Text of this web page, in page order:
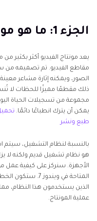
الجزء 2: كيفية عمل مونتاج للفيديو لويندوز 7
الجزء 2: 3 صانعي مونتاج الفيديو عبر الإنترنت
الجزء 1: ما هو مونتاج الفيديو؟
يعد مونتاج الفيديو أكثر
مقاطع الفيديو. تم تصميمه من
الصور، ويمكنه إثارة مشاعر
ذلك مقطعًا مميزًا للحظات لا
مجموعة من تسجيلات الحياة
يمكن أن يترك انطباعًا دائمًا.
طبع ونشر
هو نظام تشغيل قديم ولكنه لا
الأجهزة. سنركز على كيفية عمل
المتاحة في
الذين يستخدمون هذا النظام،
عملية المونتاج.